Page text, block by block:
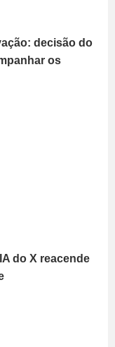
decisão do
os
do X reacende